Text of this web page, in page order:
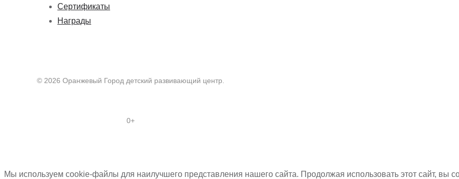
Сертификаты
Награды
© 2026 Оранжевый Город детский развивающий центр.
0+
Мы используем cookie-файлы для наилучшего представления нашего сайта. Продолжая использовать этот сайт, вы